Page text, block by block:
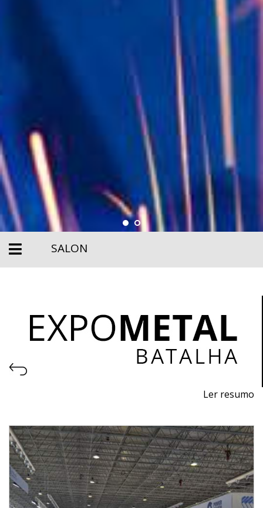
SALON
Ler resumo
premières et technologies pour l'industrie
métallurgique.
Du 2 au 4 novembre 2023 - EXPOSALÃO - Batalha
Du mercredi au samedi - 10h / 19h